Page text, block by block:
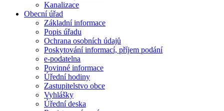
Kanalizace
Obecní úřad
Základní informace
Popis úřadu
Ochrana osobních údajů
Poskytování informací, příjem podání
e-podatelna
Povinné informace
Úřední hodiny
Zastupitelstvo obce
Vyhlášky
Úřední deska